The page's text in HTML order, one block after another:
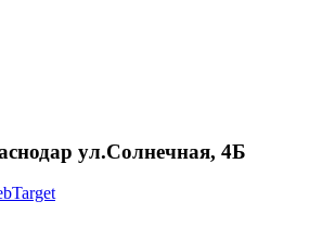
ул.Солнечная, 4Б